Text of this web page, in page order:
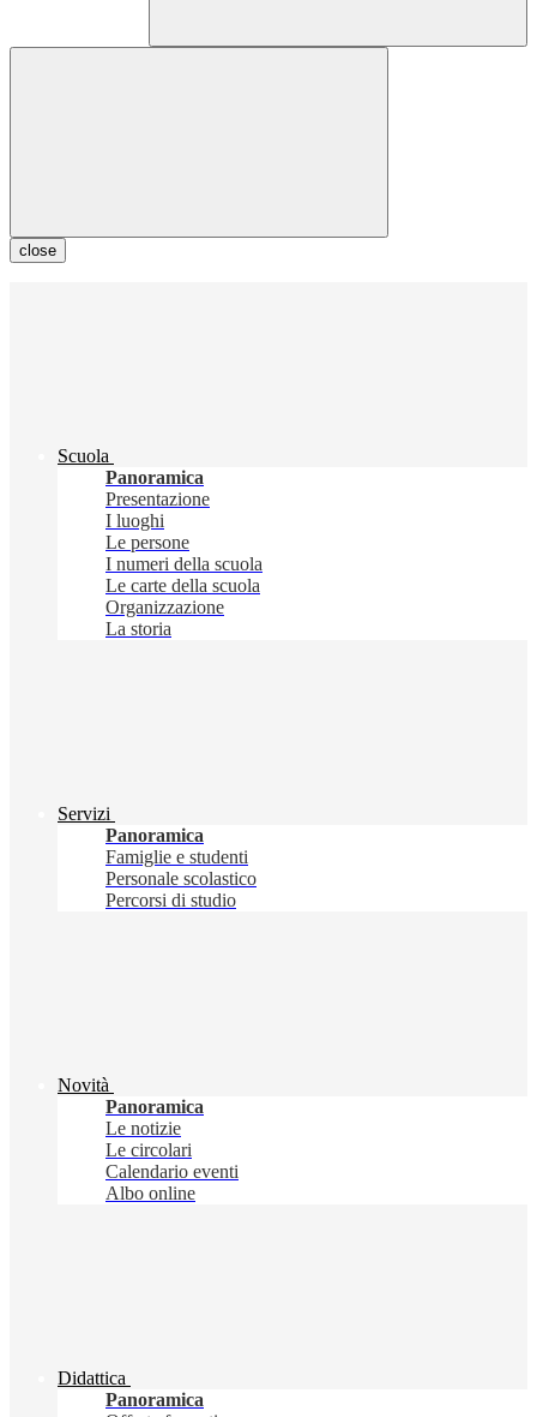
close
Scuola
Panoramica
Presentazione
I luoghi
Le persone
I numeri della scuola
Le carte della scuola
Organizzazione
La storia
Servizi
Panoramica
Famiglie e studenti
Personale scolastico
Percorsi di studio
Novità
Panoramica
Le notizie
Le circolari
Calendario eventi
Albo online
Didattica
Panoramica